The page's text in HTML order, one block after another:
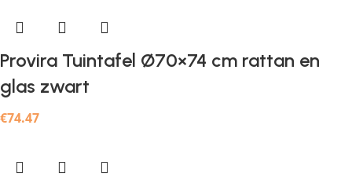
Provira Tuintafel Ø70×74 cm rattan en
glas zwart
€74.47